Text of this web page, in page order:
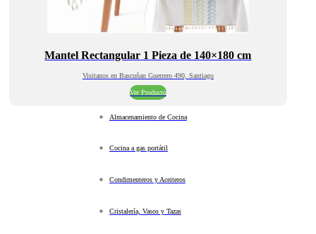
Mantel Rectangular 1 Pieza de 140×180 cm
Visitanos en Bascuñan Guerrero 490, Santiago
Ver Producto
Almacenamiento de Cocina
Cocina a gas portátil
Condimenteros y Aceiteros
Cristalería, Vasos y Tazas